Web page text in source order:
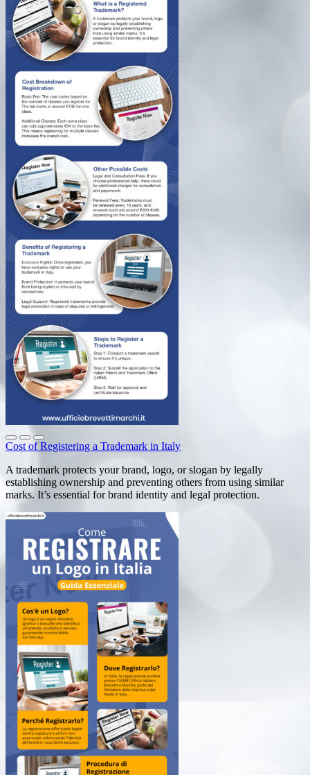
Cost of Registering a Trademark in Italy
A trademark protects your brand, logo, or slogan by legally
establishing ownership and preventing others from using similar
marks. It’s essential for brand identity and legal protection.